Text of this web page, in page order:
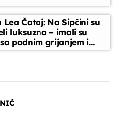
Čataj: Na Sipčini su
luksuzno – imali su
podnim grijanjem i